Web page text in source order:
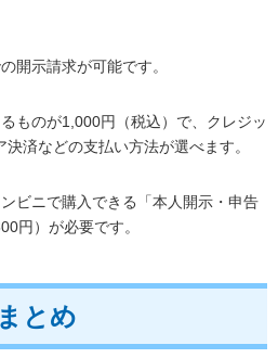
開示請求が可能です。
ものが1,000円（税込）で、クレジッ
済などの支払い方法が選べます。
ビニで購入できる「本人開示・申告
円）が必要です。
まとめ